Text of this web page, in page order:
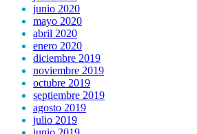
junio 2020
mayo 2020
abril 2020
enero 2020
diciembre 2019
noviembre 2019
octubre 2019
septiembre 2019
agosto 2019
julio 2019